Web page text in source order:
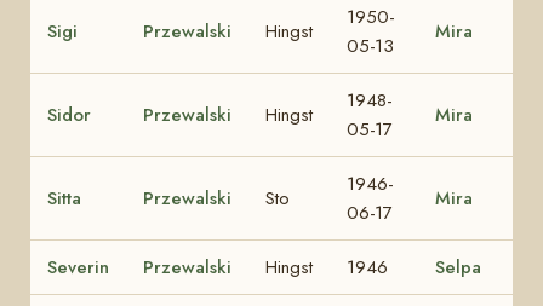
Sigi Przewalski Hingst
1950-
05-13
Mira
Sidor Przewalski Hingst
1948-
05-17
Mira
Sitta Przewalski Sto
1946-
06-17
Mira
Severin Przewalski Hingst 1946 Selpa